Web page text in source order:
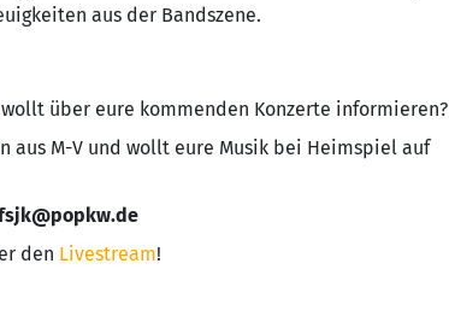
aus der Bandszene.
über eure kommenden Konzerte informieren?
aus M-V und wollt eure Musik bei Heimspiel auf
den Livestream!